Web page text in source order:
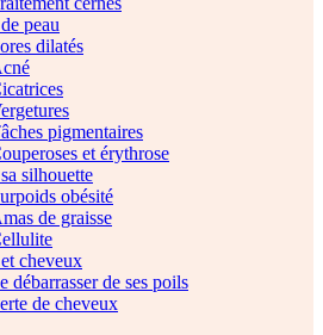
peau
dilatés
pigmentaires
et érythrose
silhouette
obésité
de graisse
cheveux
débarrasser de ses poils
de cheveux